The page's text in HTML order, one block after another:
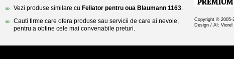
Vezi produse similare cu Feliator pentru oua Blaumann 1163.
Cauti firme care ofera produse sau servicii de care ai nevoie,
pentru a obtine cele mai convenabile preturi.
Copyright © 2005-
Design / AI: Viorel